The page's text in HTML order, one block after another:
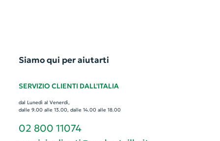
Siamo qui per aiutarti
SERVIZIO CLIENTI DALL'ITALIA
dal Lunedì al Venerdì,
dalle 9.00 alle 13.00, dalle 14.00 alle 18.00
02 800 11074